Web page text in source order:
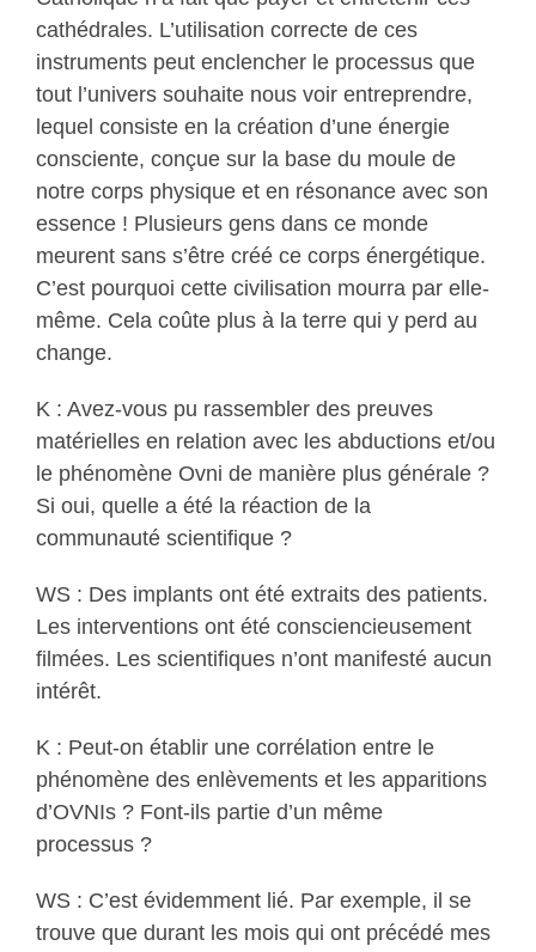
cathédrales. L’utilisation correcte de ces
instruments peut enclencher le processus que
tout l’univers souhaite nous voir entreprendre,
lequel consiste en la création d’une énergie
consciente, conçue sur la base du moule de
notre corps physique et en résonance avec son
essence ! Plusieurs gens dans ce monde
meurent sans s’être créé ce corps énergétique.
C’est pourquoi cette civilisation mourra par elle-
même. Cela coûte plus à la terre qui y perd au
change.
K : Avez-vous pu rassembler des preuves
matérielles en relation avec les abductions et/ou
le phénomène Ovni de manière plus générale ?
Si oui, quelle a été la réaction de la
communauté scientifique ?
WS : Des implants ont été extraits des patients.
Les interventions ont été consciencieusement
filmées. Les scientifiques n’ont manifesté aucun
intérêt.
K : Peut-on établir une corrélation entre le
phénomène des enlèvements et les apparitions
d’OVNIs ? Font-ils partie d’un même
processus ?
WS : C’est évidemment lié. Par exemple, il se
trouve que durant les mois qui ont précédé mes